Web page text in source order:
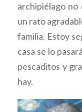
archipiélago
un rato
familia. Estoy
casa se lo
pescaditos y
hay.